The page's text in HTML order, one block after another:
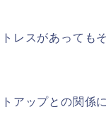
レスがあっても
アップとの関係